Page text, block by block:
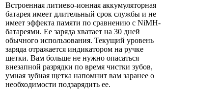
Встроенная литиево-ионная аккумуляторная
батарея имеет длительный срок службы и не
имеет эффекта памяти по сравнению с NiMH-
батареями. Ее заряда хватает на 30 дней
обычного использования. Текущий уровень
заряда отражается индикатором на ручке
щетки. Вам больше не нужно опасаться
внезапной разрядки по время чистки зубов,
умная зубная щетка напомнит вам заранее о
необходимости подзарядить ее.